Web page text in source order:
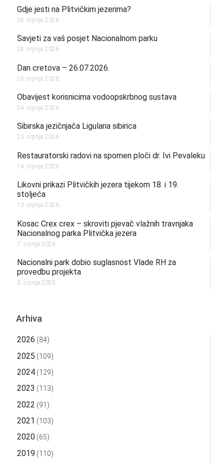
Gdje jesti na Plitvičkim jezerima?
28. srpnja 2026.
Savjeti za vaš posjet Nacionalnom parku
28. srpnja 2026.
Dan cretova – 26.07.2026.
26. srpnja 2026.
Obavijest korisnicima vodoopskrbnog sustava
24. srpnja 2026.
Sibirska jezičnjača Ligularia sibirica
23. srpnja 2026.
Restauratorski radovi na spomen ploči dr. Ivi Pevaleku
14. srpnja 2026.
Likovni prikazi Plitvičkih jezera tijekom 18. i 19.
stoljeća
13. srpnja 2026.
Kosac Crex crex – skroviti pjevač vlažnih travnjaka
Nacionalnog parka Plitvička jezera
7. srpnja 2026.
Nacionalni park dobio suglasnost Vlade RH za
provedbu projekta
3. srpnja 2026.
Arhiva
2026 (84)
2025 (109)
2024(129)
2023 (113)
2022 (91)
2021 (103)
2020(65)
2019 (110)